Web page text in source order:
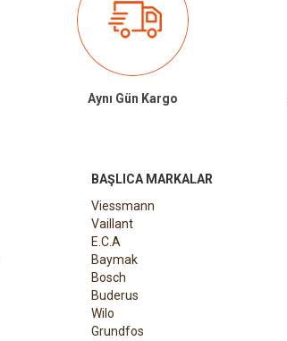
Aynı Gün Kargo
BAŞLICA MARKALAR
Viessmann
Vaillant
E.C.A
Baymak
Bosch
Buderus
Wilo
Grundfos